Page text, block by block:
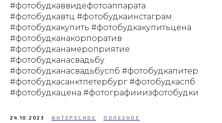
#фотобудкаввидефотоаппарата
#фотобудкавтц #фотобудкаинстаграм
#фотобудкакупить #фотобудкакупитьцена
#фотобудканакорпоратив
#фотобудканамероприятие
#фотобудканасвадьбу
#фотобудканасвадьбуспб #фотобудкапитер
#фотобудкасанктпетербург #фотобудкаспб
#фотобудкацена #фотографииизфотобудки
24.10.2023 ИНТЕРЕСНОЕ ПОЛЕЗНОЕ